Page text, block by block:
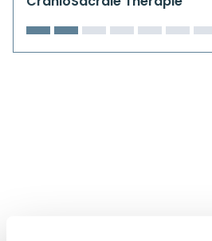
Kursorte mit Kursangeboten